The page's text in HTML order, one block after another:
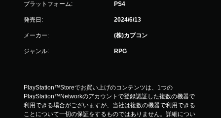
プラットフォーム: PS4
発売日: 2024/6/13
メーカー: (株)カプコン
ジャンル: RPG
PlayStation™Storeでお買い上げのコンテンツは、1つの
PlayStation™Networkのアカウントで登録認証した複数の機器で
利用できる場合がございますが、当社は複数の機器で利用できる
ことについて一切の保証をするものではありません。詳細につい